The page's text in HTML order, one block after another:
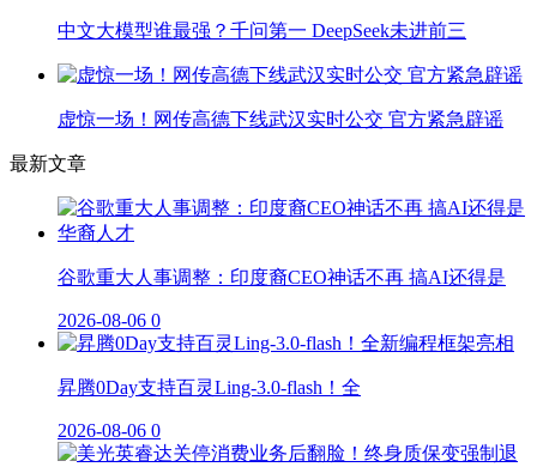
中文大模型谁最强？千问第一 DeepSeek未进前三
虚惊一场！网传高德下线武汉实时公交 官方紧急辟谣
最新文章
谷歌重大人事调整：印度裔CEO神话不再 搞AI还得是
2026-08-06 0
昇腾0Day支持百灵Ling-3.0-flash！全
2026-08-06 0